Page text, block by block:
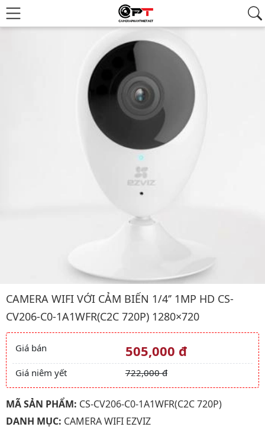
Hình ảnh đại diện của sản phẩm Camera wifi với cảm biến 1/4‘’
CAMERA WIFI VỚI CẢM BIẾN 1/4‘’ 1MP HD CS-
CV206-C0-1A1WFR(C2C 720P) 1280×720
Giá và khuyến mãi
Giá bán 505,000 đ
Giá niêm yết 722,000 đ
MÃ SẢN PHẨM: CS-CV206-C0-1A1WFR(C2C 720P)
DANH MỤC: CAMERA WIFI EZVIZ